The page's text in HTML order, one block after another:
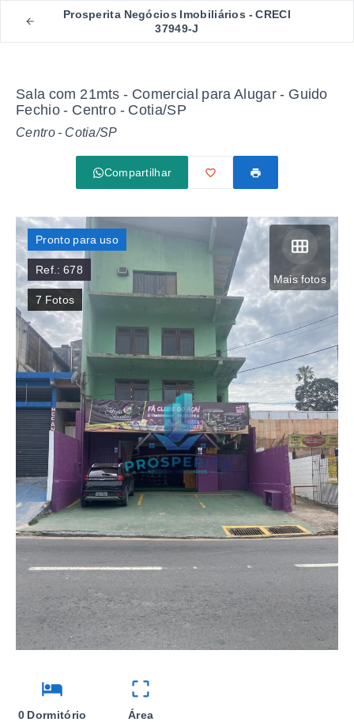
Prosperita Negócios Imobiliários - CRECI
37949-J
Sala com 21mts - Comercial para Alugar - Guido
Fechio - Centro - Cotia/SP
Centro - Cotia/SP
Compartilhar
Mais fotos
Pronto para uso
Ref.:678
7 Fotos
0 Dormitório
Área